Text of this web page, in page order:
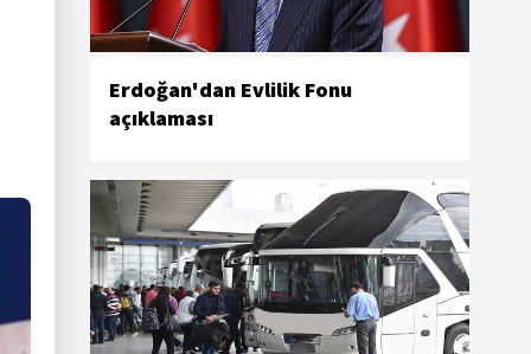
Erdoğan'dan Evlilik Fonu
açıklaması